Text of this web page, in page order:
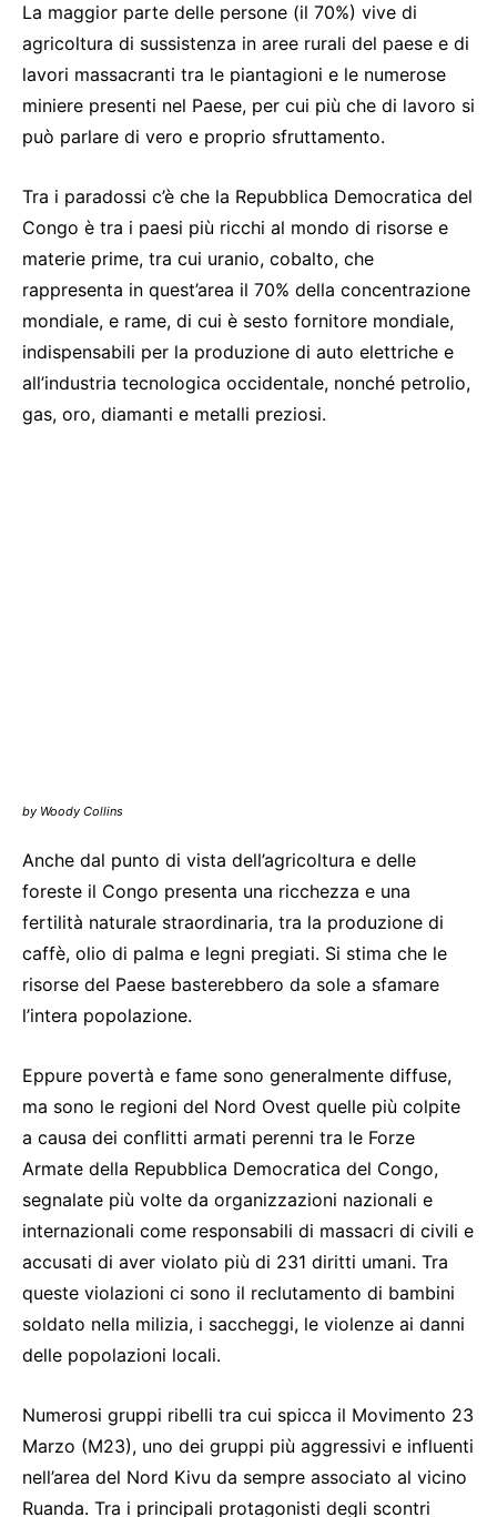
La maggior parte delle persone (il 70%) vive di
agricoltura di sussistenza in aree rurali del paese e di
lavori massacranti tra le piantagioni e le numerose
miniere presenti nel Paese, per cui più che di lavoro si
può parlare di vero e proprio sfruttamento.
Tra i paradossi c’è che la Repubblica Democratica del
Congo è tra i paesi più ricchi al mondo di risorse e
materie prime, tra cui uranio, cobalto, che
rappresenta in quest’area il 70% della concentrazione
mondiale, e rame, di cui è sesto fornitore mondiale,
indispensabili per la produzione di auto elettriche e
all’industria tecnologica occidentale, nonché petrolio,
gas, oro, diamanti e metalli preziosi.
by Woody Collins
Anche dal punto di vista dell’agricoltura e delle
foreste il Congo presenta una ricchezza e una
fertilità naturale straordinaria, tra la produzione di
caffè, olio di palma e legni pregiati. Si stima che le
risorse del Paese basterebbero da sole a sfamare
l’intera popolazione.
Eppure povertà e fame sono generalmente diffuse,
ma sono le regioni del Nord Ovest quelle più colpite
a causa dei conflitti armati perenni tra le Forze
Armate della Repubblica Democratica del Congo,
segnalate più volte da organizzazioni nazionali e
internazionali come responsabili di massacri di civili e
accusati di aver violato più di 231 diritti umani. Tra
queste violazioni ci sono il reclutamento di bambini
soldato nella milizia, i saccheggi, le violenze ai danni
delle popolazioni locali.
Numerosi gruppi ribelli tra cui spicca il Movimento 23
Marzo (M23), uno dei gruppi più aggressivi e influenti
nell’area del Nord Kivu da sempre associato al vicino
Ruanda. Tra i principali protagonisti degli scontri